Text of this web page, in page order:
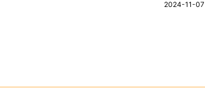
2024-11-07